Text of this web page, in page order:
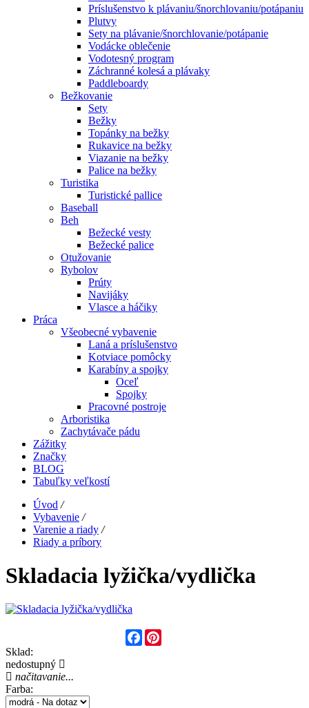
Príslušenstvo k plávaniu/šnorchlovaniu/potápaniu
Plutvy
Sety na plávanie/šnorchlovanie/potápanie
Vodácke oblečenie
Vodotesný program
Záchranné kolesá a plávaky
Paddleboardy
Bežkovanie
Sety
Bežky
Topánky na bežky
Rukavice na bežky
Viazanie na bežky
Palice na bežky
Turistika
Turistické pallice
Baseball
Beh
Bežecké vesty
Bežecké palice
Otužovanie
Rybolov
Prúty
Navijáky
Vlasce a háčiky
Práca
Všeobecné vybavenie
Laná a príslušenstvo
Kotviace pomôcky
Karabíny a spojky
Oceľ
Spojky
Pracovné postroje
Arboristika
Zachytávače pádu
Zážitky
Značky
BLOG
Tabuľky veľkostí
Úvod /
Vybavenie /
Varenie a riady /
Riady a príbory
Skladacia lyžička/vydlička
Facebook
Sklad:
nedostupný
načitavanie...
Farba: